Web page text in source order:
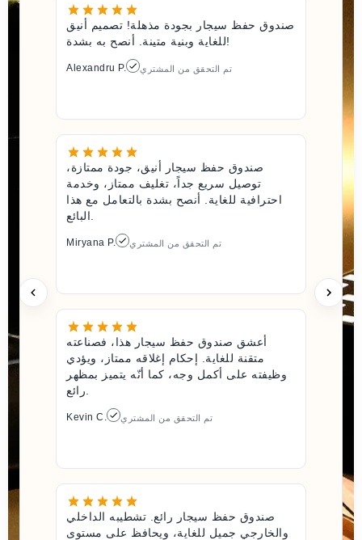
صندوق حفظ سيجار بجودة مذهلة! تصميم أنيق
للغاية وبنية متينة. أنصح به بشدة!
Alexandru P. تم التحقق من المشتري
صندوق حفظ سيجار أنيق، جودة ممتازة،
توصيل سريع جداً، تغليف ممتاز، وخدمة
احترافية للغاية. أنصح بشدة بالتعامل مع هذا
Miryana P. تم التحقق من المشتري
أعشق صندوق حفظ سيجار هذا، فصناعته
متقنة للغاية. إحكام إغلاقه ممتاز، ويؤدي
وظيفته على أكمل وجه، كما أنّه يتميز بمظهر
Kevin C. تم التحقق من المشتري
صندوق حفظ سيجار رائع. تشطيبه الداخلي
والخارجي جميل للغاية، ويحافظ على مستوى